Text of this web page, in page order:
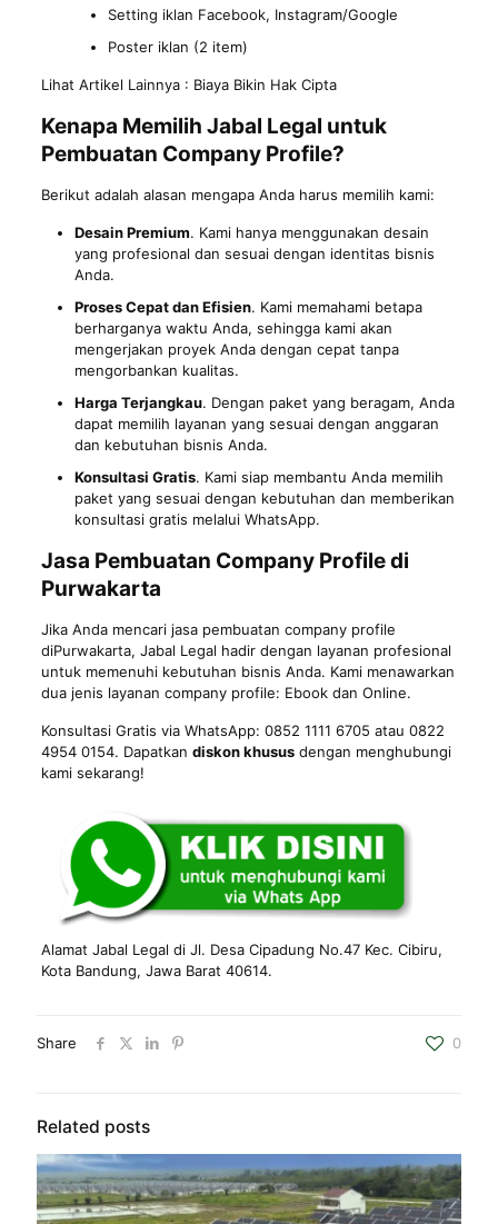
Setting iklan Facebook, Instagram/Google
Poster iklan (2 item)
Lihat Artikel Lainnya : Biaya Bikin Hak Cipta
Kenapa Memilih Jabal Legal untuk
Pembuatan Company Profile?
Berikut adalah alasan mengapa Anda harus memilih kami:
Desain Premium. Kami hanya menggunakan desain
yang profesional dan sesuai dengan identitas bisnis
Anda.
Proses Cepat dan Efisien. Kami memahami betapa
berharganya waktu Anda, sehingga kami akan
mengerjakan proyek Anda dengan cepat tanpa
mengorbankan kualitas.
Harga Terjangkau. Dengan paket yang beragam, Anda
dapat memilih layanan yang sesuai dengan anggaran
dan kebutuhan bisnis Anda.
Konsultasi Gratis. Kami siap membantu Anda memilih
paket yang sesuai dengan kebutuhan dan memberikan
konsultasi gratis melalui WhatsApp.
Jasa Pembuatan Company Profile di
Purwakarta
Jika Anda mencari jasa pembuatan company profile
diPurwakarta, Jabal Legal hadir dengan layanan profesional
untuk memenuhi kebutuhan bisnis Anda. Kami menawarkan
dua jenis layanan company profile: Ebook dan Online.
Konsultasi Gratis via WhatsApp: 0852 1111 6705 atau 0822
4954 0154. Dapatkan diskon khususdengan menghubungi
kami sekarang!
Alamat Jabal Legal di Jl. Desa Cipadung No.47 Kec. Cibiru,
Kota Bandung, Jawa Barat 40614.
Share 0
Related posts